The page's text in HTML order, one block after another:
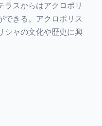
ラスからはアクロポリ
できる。アクロポリス
シャの文化や歴史に興